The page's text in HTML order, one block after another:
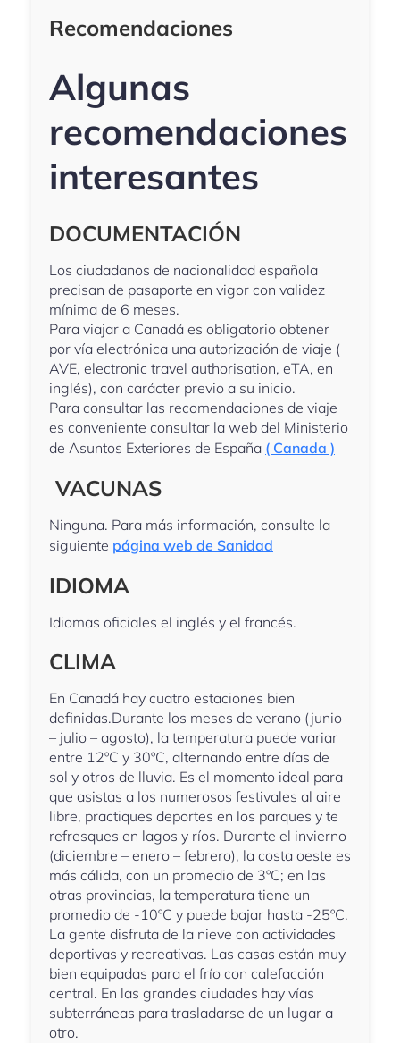
Recomendaciones
Algunas
recomendaciones
interesantes
DOCUMENTACIÓN
Los ciudadanos de nacionalidad española
precisan de pasaporte en vigor con validez
mínima de 6 meses.
Para viajar a Canadá es obligatorio obtener
por vía electrónica una autorización de viaje (
AVE, electronic travel authorisation, eTA, en
inglés), con carácter previo a su inicio.
Para consultar las recomendaciones de viaje
es conveniente consultar la web del Ministerio
de Asuntos Exteriores de España ( Canada )
VACUNAS
Ninguna. Para más información, consulte la
siguiente página web de Sanidad
IDIOMA
Idiomas oficiales el inglés y el francés.
CLIMA
En Canadá hay cuatro estaciones bien
definidas.Durante los meses de verano (junio
– julio – agosto), la temperatura puede variar
entre 12ºC y 30ºC, alternando entre días de
sol y otros de lluvia. Es el momento ideal para
que asistas a los numerosos festivales al aire
libre, practiques deportes en los parques y te
refresques en lagos y ríos. Durante el invierno
(diciembre – enero – febrero), la costa oeste es
más cálida, con un promedio de 3ºC; en las
otras provincias, la temperatura tiene un
promedio de -10ºC y puede bajar hasta -25ºC.
La gente disfruta de la nieve con actividades
deportivas y recreativas. Las casas están muy
bien equipadas para el frío con calefacción
central. En las grandes ciudades hay vías
subterráneas para trasladarse de un lugar a
otro.